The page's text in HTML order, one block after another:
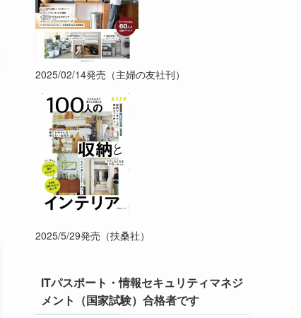
2025/02/14発売（主婦の友社刊）
2025/5/29発売（扶桑社）
ITパスポート・情報セキュリティマネジ
メント（国家試験）合格者です